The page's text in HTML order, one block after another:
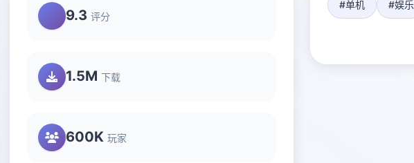
9.3 评分
1.5M 下载
600K 玩家
#单机 #娱乐